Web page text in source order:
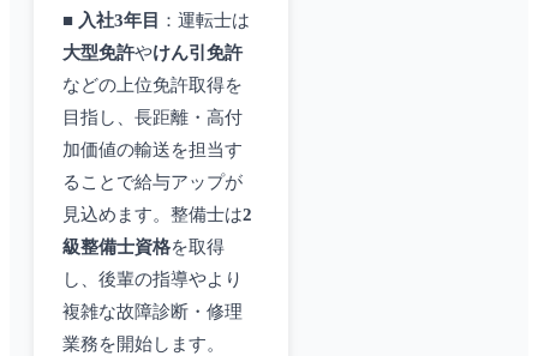
■ 入社3年目
：運転士は
大型免許やけん引免許
などの上位免許取得を
目指し、長距離・高付
加価値の輸送を担当す
ることで給与アップが
見込めます。整備士は2
級整備士資格を取得
し、後輩の指導やより
複雑な故障診断・修理
業務を開始します。